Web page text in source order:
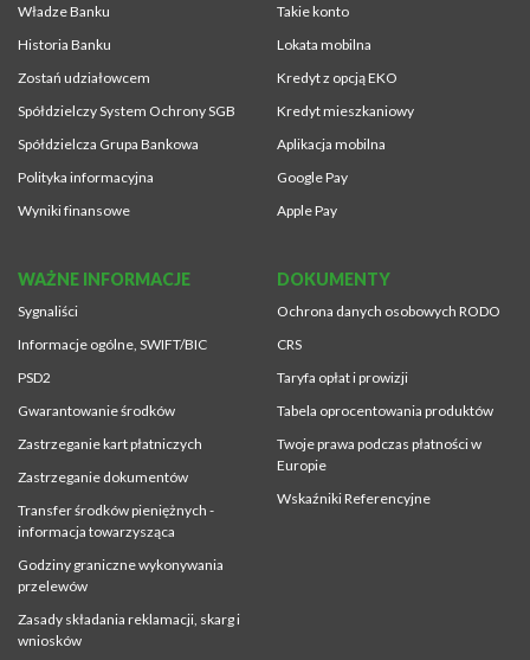
Władze Banku
Historia Banku
Zostań udziałowcem
Spółdzielczy System Ochrony SGB
Spółdzielcza Grupa Bankowa
Polityka informacyjna
Wyniki finansowe
Takie konto
Lokata mobilna
Kredyt z opcją EKO
Kredyt mieszkaniowy
Aplikacja mobilna
Google Pay
Apple Pay
WAŻNE INFORMACJE
Sygnaliści
Informacje ogólne, SWIFT/BIC
PSD2
Gwarantowanie środków
Zastrzeganie kart płatniczych
Zastrzeganie dokumentów
Transfer środków pieniężnych -
informacja towarzysząca
Godziny graniczne wykonywania
przelewów
Zasady składania reklamacji, skarg i
wniosków
DOKUMENTY
Ochrona danych osobowych RODO
CRS
Taryfa opłat i prowizji
Tabela oprocentowania produktów
Twoje prawa podczas płatności w
Europie
Wskaźniki Referencyjne